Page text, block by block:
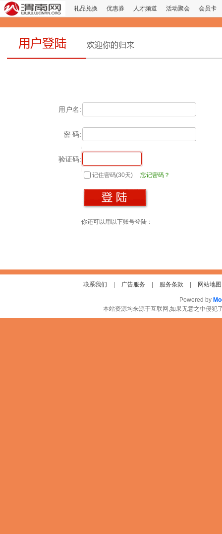
礼品兑换 优惠券 人才频道 活动聚会 会员卡
用户名:
密 码:
验证码:
记住密码(30天) 忘记密码？
你还可以用以下账号登陆：
联系我们 广告服务 服务条款 网站地图
Powered by
本站资源均来源于互联网,如果无意之中侵犯